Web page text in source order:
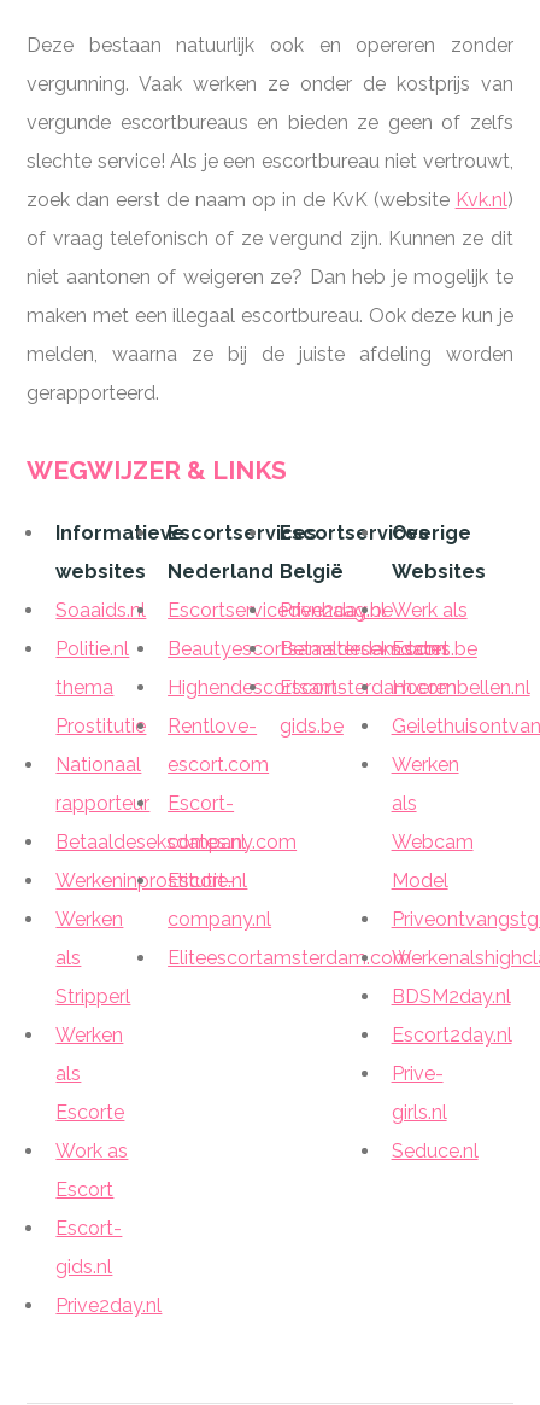
Deze bestaan natuurlijk ook en opereren zonder
vergunning. Vaak werken ze onder de kostprijs van
vergunde escortbureaus en bieden ze geen of zelfs
slechte service! Als je een escortbureau niet vertrouwt,
zoek dan eerst de naam op in de KvK (website Kvk.nl)
of vraag telefonisch of ze vergund zijn. Kunnen ze dit
niet aantonen of weigeren ze? Dan heb je mogelijk te
maken met een illegaal escortbureau. Ook deze kun je
melden, waarna ze bij de juiste afdeling worden
gerapporteerd.
WEGWIJZER & LINKS
Informatieve
websites
Soaaids.nl
Politie.nl
thema
Prostitutie
Nationaal
rapporteur
Betaaldeseksdates.nl
Werkeninprostitutie.nl
Werken
als
Stripperl
Werken
als
Escorte
Work as
Escort
Escort-
gids.nl
Prive2day.nl
Escortservices
Nederland
Escortservicedenhaag.nl
Beautyescortsamsterdam.com
Highendescortsamsterdam.com
Rentlove-
escort.com
Escort-
company.com
Escort-
company.nl
Eliteescortamsterdam.com
Escortservices
België
Prive2day.be
Betaaldeseksdates.be
Escort-
gids.be
Overige
Websites
Werk als
Escort
Hoerenbellen.nl
Werken
als
Webcam
Model
BDSM2day.nl
Escort2day.nl
Prive-
girls.nl
Seduce.nl